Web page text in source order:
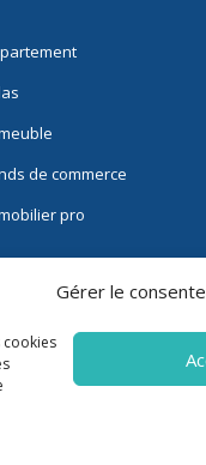
Gérer le
cookies
de commerce
pro